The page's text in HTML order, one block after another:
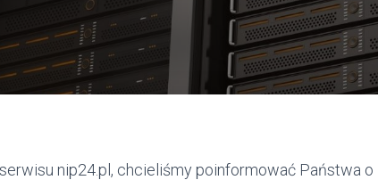
nip24.pl, chcieliśmy poinformować Państwa o